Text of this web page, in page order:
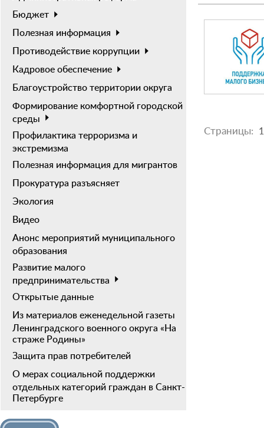
Бюджет
Полезная информация
Противодействие коррупции
Кадровое обеспечение
Благоустройство территории округа
Формирование комфортной городской
среды
Профилактика терроризма и
экстремизма
Полезная информация для мигрантов
Прокуратура разъясняет
Экология
Видео
Анонс мероприятий муниципального
образования
Развитие малого
предпринимательства
Открытые данные
Из материалов еженедельной газеты
Ленинградского военного округа «На
страже Родины»
Защита прав потребителей
О мерах социальной поддержки
отдельных категорий граждан в Санкт-
Петербурге
Страницы: 1